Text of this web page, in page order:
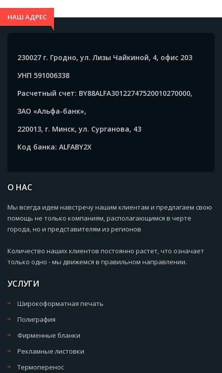
НАШ АДРЕС
230027 г. Гродно, ул. Лизы Чайкиной, 4, офис 203
УНП 591006338
Расчетный счет: BY88ALFA30122747520010270000,
ЗАО «Альфа-банк»,
220013, г. Минск, ул. Сурганова, 43
Код банка: ALFABY2X
О НАС
Мы всегда идем навстречу нашим клиентам и предлагаем свою
помощь не только компаниям, располагающимся в черте
города, но и представителям из регионов
Количество наших клиентов постоянно растет, что означает
только одно - мы движемся в правильном направлении.
УСЛУГИ
Широкоформатная печать
Полиграфия
Фирменные бланки
Рекламные листовки
Термоперенос